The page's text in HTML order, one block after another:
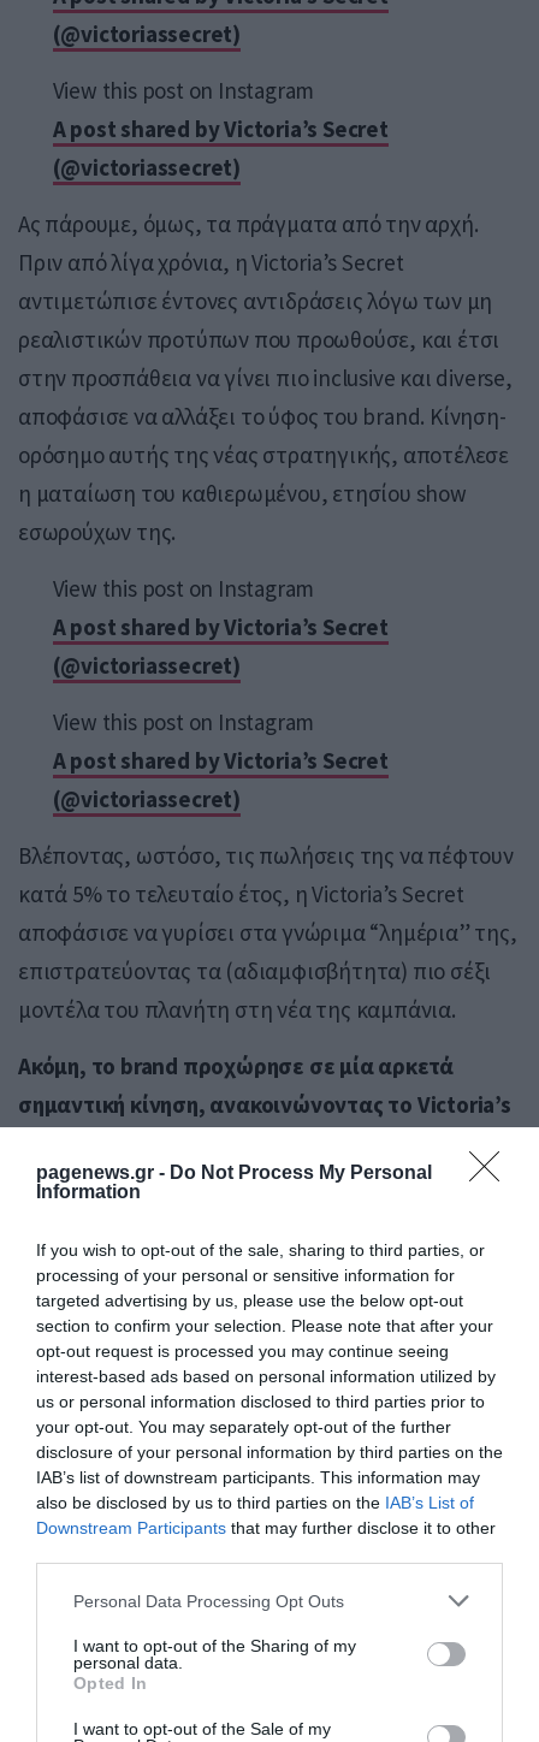
pagenews.gr - Do Not Process My Personal
Information
If you wish to opt-out of the sale, sharing to third parties, or
processing of your personal or sensitive information for
targeted advertising by us, please use the below opt-out
section to confirm your selection. Please note that after your
opt-out request is processed you may continue seeing
interest-based ads based on personal information utilized by
us or personal information disclosed to third parties prior to
your opt-out. You may separately opt-out of the further
disclosure of your personal information by third parties on the
IAB’s list of downstream participants. This information may
also be disclosed by us to third parties on the IAB’s List of
Downstream Participants that may further disclose it to other
Please note that this website/app uses one or more Google
not limited to your visit or usage behaviour. You may click to
grant or deny consent to Google and its third-party tags to
use your data for below specified purposes in below Google
consent section.
Personal Data Processing Opt Outs
I want to opt-out of the Sharing of my
personal data.
Opted In
I want to opt-out of the Sale of my
(@victoriassecret)
View this post on Instagram
A post shared by Victoria’s Secret
(@victoriassecret)
Ας πάρουμε, όμως, τα πράγματα από την αρχή.
Πριν από λίγα χρόνια, η Victoria’s Secret
αντιμετώπισε έντονες αντιδράσεις λόγω των μη
ρεαλιστικών προτύπων που προωθούσε, και έτσι
στην προσπάθεια να γίνει πιο inclusive και diverse,
αποφάσισε να αλλάξει το ύφος του brand. Κίνηση-
ορόσημο αυτής της νέας στρατηγικής, αποτέλεσε
η ματαίωση του καθιερωμένου, ετησίου show
εσωρούχων της.
View this post on Instagram
A post shared by Victoria’s Secret
(@victoriassecret)
View this post on Instagram
A post shared by Victoria’s Secret
(@victoriassecret)
Βλέποντας, ωστόσο, τις πωλήσεις της να πέφτουν
κατά 5% το τελευταίο έτος, η Victoria’s Secret
αποφάσισε να γυρίσει στα γνώριμα “λημέρια” της,
επιστρατεύοντας τα (αδιαμφισβήτητα) πιο σέξι
μοντέλα του πλανήτη στη νέα της καμπάνια.
Ακόμη, το brand προχώρησε σε μία αρκετά
σημαντική κίνηση, ανακοινώνοντας το Victoria’s
αναβίωσης της εμβληματικής επίδειξης